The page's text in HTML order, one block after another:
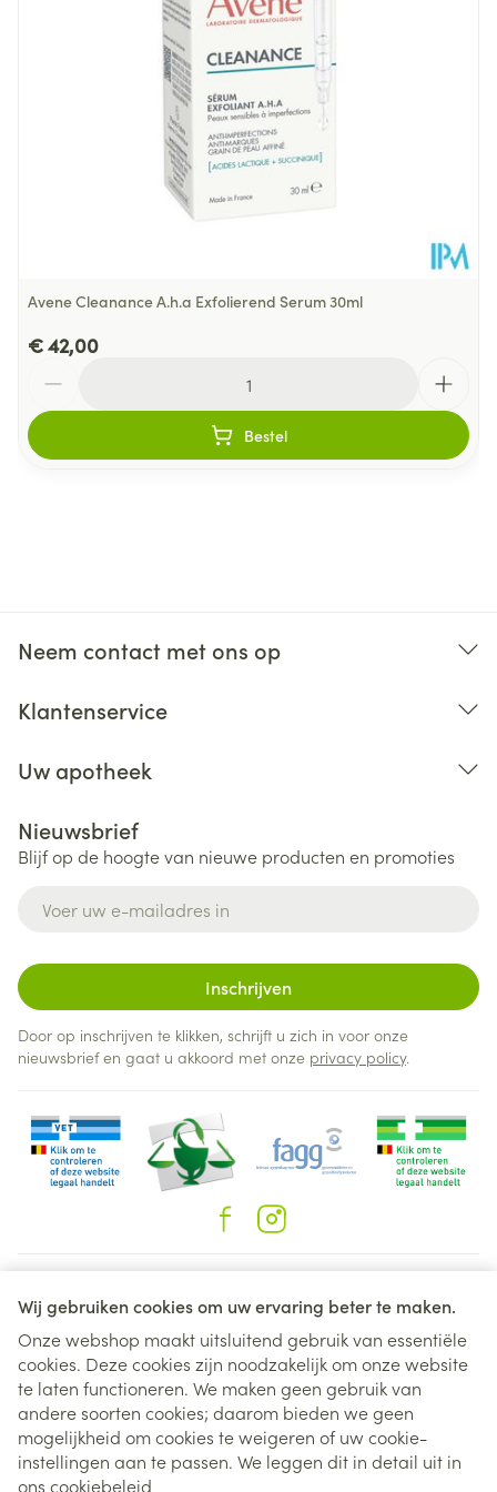
Wij gebruiken cookies om uw ervaring beter te maken.
Onze webshop maakt uitsluitend gebruik van essentiële
cookies. Deze cookies zijn noodzakelijk om onze website
te laten functioneren. We maken geen gebruik van
andere soorten cookies; daarom bieden we geen
mogelijkheid om cookies te weigeren of uw cookie-
instellingen aan te passen. We leggen dit in detail uit in
ons cookiebeleid
Kamertemperatuur (15°C - 25°C)
Avene Cleanance A.h.a Exfolierend Serum 30ml
€ 42,00
Bestel
Neem contact met ons op
Klantenservice
Uw apotheek
Nieuwsbrief
Blijf op de hoogte van nieuwe producten en promoties
Inschrijven
Door op inschrijven te klikken, schrijft u zich in voor onze
nieuwsbrief en gaat u akkoord met onze privacy policy.
Juridische links